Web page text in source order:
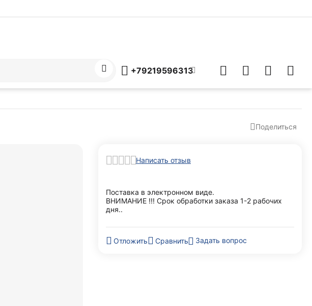
+79219596313
Поделиться
Написать отзыв
Поставка в электронном виде.
ВНИМАНИЕ !!! Срок обработки заказа 1-2 рабочих
дня..
Отложить Сравнить Задать вопрос